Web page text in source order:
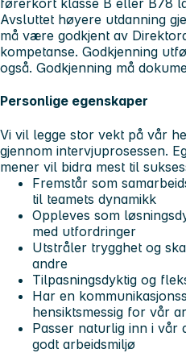
førerkort klasse B eller B78
Avsluttet høyere utdanning
må være godkjent av
kompetanse. Godkjenning
også. Godkjenning må
Personlige egenskaper
Vi vil legge stor vekt på vår
gjennom intervjuprosessen.
mener vil bidra mest til
Fremstår som
til teamets dynamikk
Oppleves som
med utfordringer
Utstråler trygghet og
andre
Tilpasningsdyktig og
Har en
hensiktsmessig for vår
Passer naturlig inn i vår
godt arbeidsmiljø